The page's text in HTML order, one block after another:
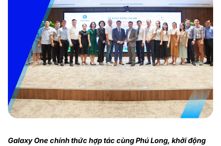
Galaxy One chính thức hợp tác cùng Phú Long, khởi động